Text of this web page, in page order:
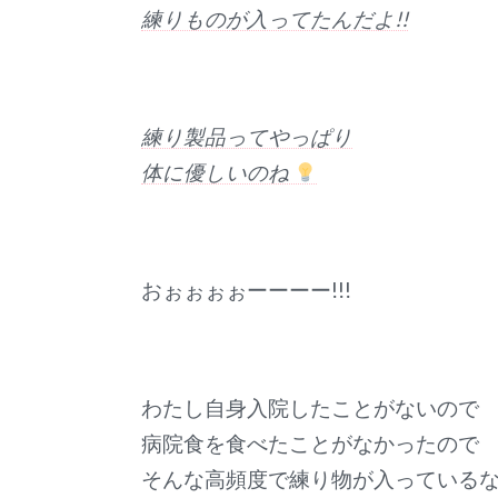
練りものが入ってたんだよ!!
練り製品ってやっぱり
体に優しいのね
おぉぉぉぉーーーー!!!
わたし自身入院したことがないので
病院食を食べたことがなかったので
そんな高頻度で練り物が入っている